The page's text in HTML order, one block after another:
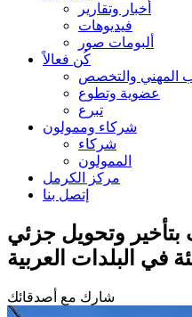
أخبار وتقارير
فيديوهات
ألبومات صور
كُن فعالاً
المهني والتخصص
عضوية وتطوع
تبرع
شركاء وممولون
شركاء
الممولون
مركز الكرمل
إتصل بنا
بتأخير وتحويل جزئي
في البلدات العربية
شارك مع أصدقائك